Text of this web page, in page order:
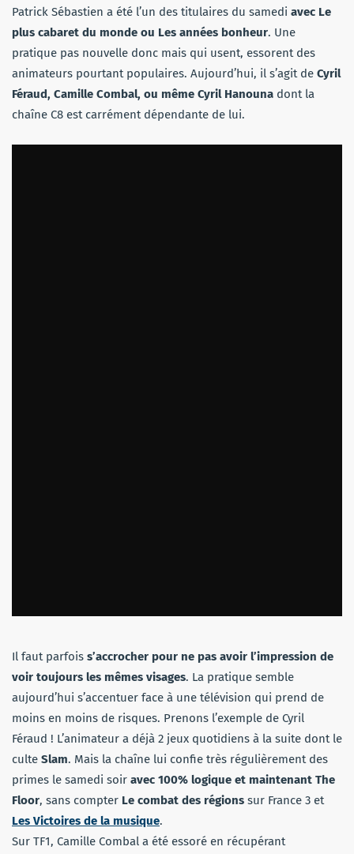
Patrick Sébastien a été l’un des titulaires du samedi avec Le
plus cabaret du monde ou Les années bonheur. Une
pratique pas nouvelle donc mais qui usent, essorent des
animateurs pourtant populaires. Aujourd’hui, il s’agit de Cyril
Féraud, Camille Combal, ou même Cyril Hanouna dont la
chaîne C8 est carrément dépendante de lui.
Il faut parfois s’accrocher pour ne pas avoir l’impression de
voir toujours les mêmes visages. La pratique semble
aujourd’hui s’accentuer face à une télévision qui prend de
moins en moins de risques. Prenons l’exemple de Cyril
Féraud ! L’animateur a déjà 2 jeux quotidiens à la suite dont le
culte Slam. Mais la chaîne lui confie très régulièrement des
primes le samedi soir avec 100% logique et maintenant The
Floor, sans compter Le combat des régions sur France 3 et
Les Victoires de la musique.
Sur TF1, Camille Combal a été essoré en récupérant